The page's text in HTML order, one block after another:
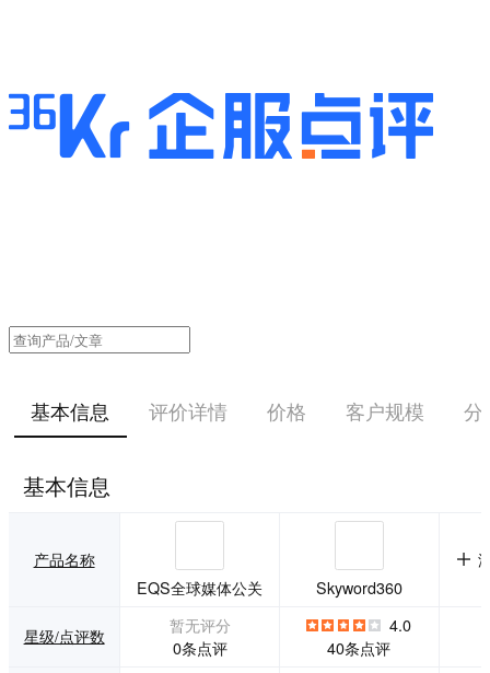
基本信息 评价详情 价格 客户规模 分
基本信息
产品名称
EQS全球媒体公关
Skyword360
星级/点评数
暂无评分
0条点评
4.0
40条点评